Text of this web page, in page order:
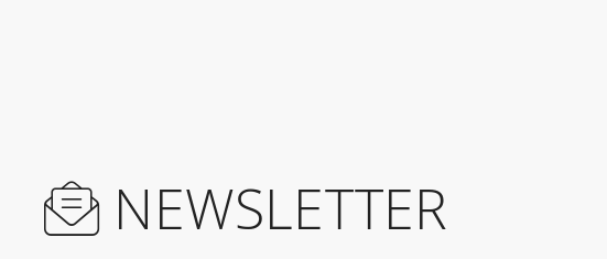
NEWSLETTER